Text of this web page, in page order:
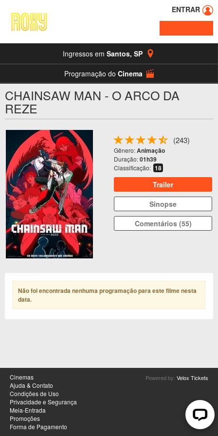
ENTRAR
Ingressos em Santos, SP
Programação do Cinema
CHAINSAW MAN - O ARCO DA
REZE
(243)
Gênero:Animação
Duração:01h39
Classificação: 18
Trailer
Sinopse
Comentários (55)
Não foi encontrada nenhuma programação para este filme nesta
data.
Cinemas
Ajuda & Contato
Condições de Uso
Privacidade e Segurança
Meia-Entrada
Promoções
Forma de Pagamento
Powered by: Velox Tickets